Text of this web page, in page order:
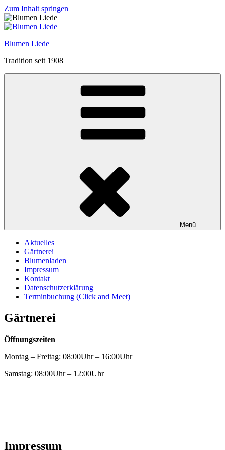
Zum Inhalt springen
Blumen Liede
Tradition seit 1908
Menü
Aktuelles
Gärtnerei
Blumenladen
Impressum
Kontakt
Datenschutzerklärung
Terminbuchung (Click and Meet)
Gärtnerei
Öffnungszeiten
Montag – Freitag: 08:00Uhr – 16:00Uhr
Samstag: 08:00Uhr – 12:00Uhr
Impressum